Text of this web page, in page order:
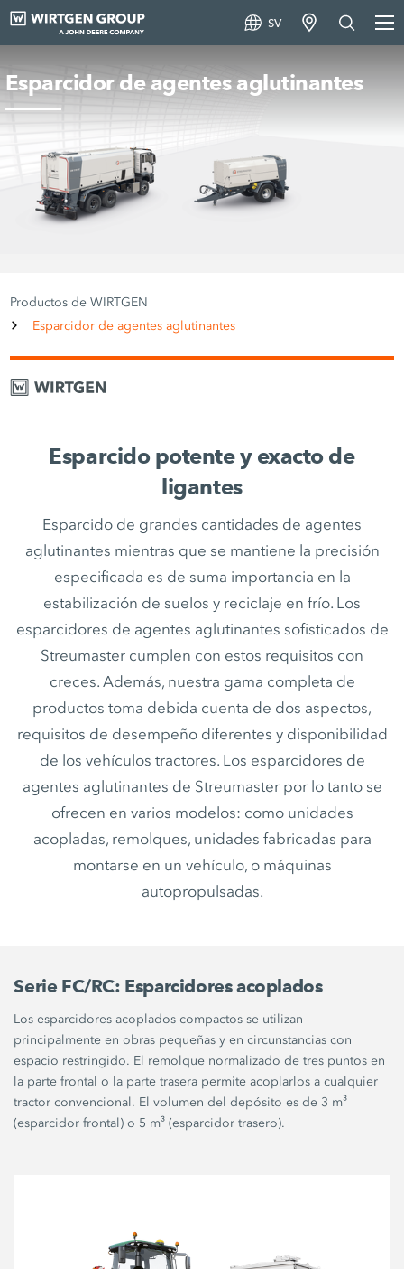
SV
Esparcidor de agentes aglutinantes
Productos de WIRTGEN
Esparcidor de agentes aglutinantes
Esparcido potente y exacto de
ligantes
Esparcido de grandes cantidades de agentes
aglutinantes mientras que se mantiene la precisión
especificada es de suma importancia en la
estabilización de suelos y reciclaje en frío. Los
esparcidores de agentes aglutinantes sofisticados de
Streumaster cumplen con estos requisitos con
creces. Además, nuestra gama completa de
productos toma debida cuenta de dos aspectos,
requisitos de desempeño diferentes y disponibilidad
de los vehículos tractores. Los esparcidores de
agentes aglutinantes de Streumaster por lo tanto se
ofrecen en varios modelos: como unidades
acopladas, remolques, unidades fabricadas para
montarse en un vehículo, o máquinas
autopropulsadas.
Serie FC/RC: Esparcidores acoplados
Los esparcidores acoplados compactos se utilizan
principalmente en obras pequeñas y en circunstancias con
espacio restringido. El remolque normalizado de tres puntos en
la parte frontal o la parte trasera permite acoplarlos a cualquier
tractor convencional. El volumen del depósito es de 3 m³
(esparcidor frontal) o 5 m³ (esparcidor trasero).